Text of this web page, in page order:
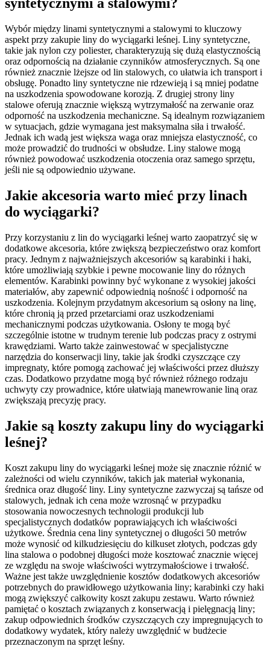
Wybór między linami syntetycznymi a stalowymi to kluczowy
aspekt przy zakupie liny do wyciągarki leśnej. Liny syntetyczne,
takie jak nylon czy poliester, charakteryzują się dużą elastycznością
oraz odpornością na działanie czynników atmosferycznych. Są one
również znacznie lżejsze od lin stalowych, co ułatwia ich transport i
obsługę. Ponadto liny syntetyczne nie rdzewieją i są mniej podatne
na uszkodzenia spowodowane korozją. Z drugiej strony liny
stalowe oferują znacznie większą wytrzymałość na zerwanie oraz
odporność na uszkodzenia mechaniczne. Są idealnym rozwiązaniem
w sytuacjach, gdzie wymagana jest maksymalna siła i trwałość.
Jednak ich wadą jest większa waga oraz mniejsza elastyczność, co
może prowadzić do trudności w obsłudze. Liny stalowe mogą
również powodować uszkodzenia otoczenia oraz samego sprzętu,
jeśli nie są odpowiednio używane.
Jakie akcesoria warto mieć przy linach
do wyciągarki?
Przy korzystaniu z lin do wyciągarki leśnej warto zaopatrzyć się w
dodatkowe akcesoria, które zwiększą bezpieczeństwo oraz komfort
pracy. Jednym z najważniejszych akcesoriów są karabinki i haki,
które umożliwiają szybkie i pewne mocowanie liny do różnych
elementów. Karabinki powinny być wykonane z wysokiej jakości
materiałów, aby zapewnić odpowiednią nośność i odporność na
uszkodzenia. Kolejnym przydatnym akcesorium są osłony na linę,
które chronią ją przed przetarciami oraz uszkodzeniami
mechanicznymi podczas użytkowania. Osłony te mogą być
szczególnie istotne w trudnym terenie lub podczas pracy z ostrymi
krawędziami. Warto także zainwestować w specjalistyczne
narzędzia do konserwacji liny, takie jak środki czyszczące czy
impregnaty, które pomogą zachować jej właściwości przez dłuższy
czas. Dodatkowo przydatne mogą być również różnego rodzaju
uchwyty czy prowadnice, które ułatwiają manewrowanie liną oraz
zwiększają precyzję pracy.
Jakie są koszty zakupu liny do wyciągarki
leśnej?
Koszt zakupu liny do wyciągarki leśnej może się znacznie różnić w
zależności od wielu czynników, takich jak materiał wykonania,
średnica oraz długość liny. Liny syntetyczne zazwyczaj są tańsze od
stalowych, jednak ich cena może wzrosnąć w przypadku
stosowania nowoczesnych technologii produkcji lub
specjalistycznych dodatków poprawiających ich właściwości
użytkowe. Średnia cena liny syntetycznej o długości 50 metrów
może wynosić od kilkudziesięciu do kilkuset złotych, podczas gdy
lina stalowa o podobnej długości może kosztować znacznie więcej
ze względu na swoje właściwości wytrzymałościowe i trwałość.
Ważne jest także uwzględnienie kosztów dodatkowych akcesoriów
potrzebnych do prawidłowego użytkowania liny; karabinki czy haki
mogą zwiększyć całkowity koszt zakupu zestawu. Warto również
pamiętać o kosztach związanych z konserwacją i pielęgnacją liny;
zakup odpowiednich środków czyszczących czy impregnujących to
dodatkowy wydatek, który należy uwzględnić w budżecie
przeznaczonym na sprzęt leśny.